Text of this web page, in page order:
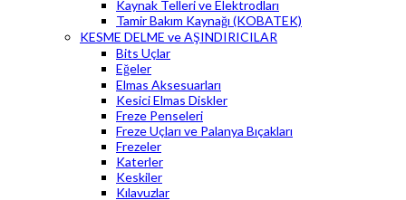
Kaynak Telleri ve Elektrodları
Tamir Bakım Kaynağı (KOBATEK)
KESME DELME ve AŞINDIRICILAR
Bits Uçlar
Eğeler
Elmas Aksesuarları
Kesici Elmas Diskler
Freze Penseleri
Freze Uçları ve Palanya Bıçakları
Frezeler
Katerler
Keskiler
Kılavuzlar